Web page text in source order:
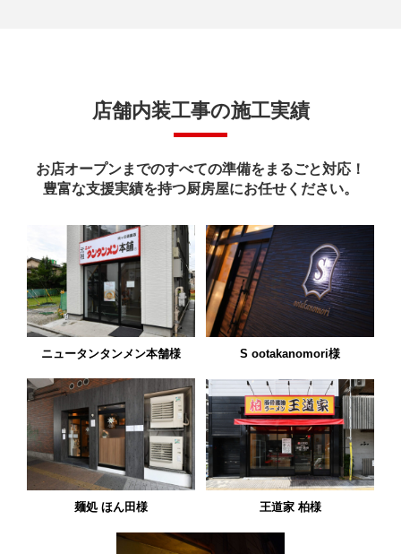
店舗内装工事の施工実績
お店オープンまでのすべての準備をまるごと対応！
豊富な支援実績を持つ厨房屋にお任せください。
ニュータンタンメン本舗様 S ootakanomori様
麺処 ほん田様 王道家 柏様